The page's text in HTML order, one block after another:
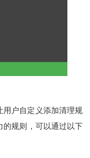
户自定义添加清理规
的规则，可以通过以下